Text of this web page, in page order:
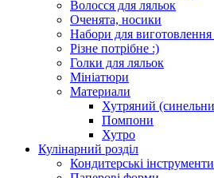
Волосся для ляльок
Оченята, носики
Набори для виготовлення
Різне потрібне :)
Голки для ляльок
Мініатюри
Материали
Хутряний
Помпони
Хутро
Кулінарний розділ
Кондитерські інструменти